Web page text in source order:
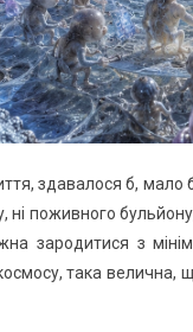
здавалося б,
ні поживного
зародитися з
така велична,